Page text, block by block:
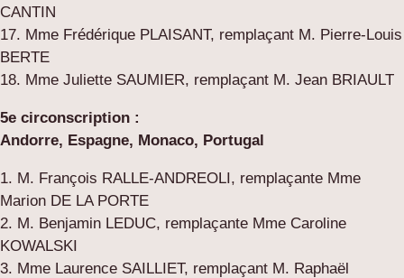
CANTIN
17. Mme Frédérique PLAISANT, remplaçant M. Pierre-Louis
BERTE
18. Mme Juliette SAUMIER, remplaçant M. Jean BRIAULT
5e circonscription :
Andorre, Espagne, Monaco, Portugal
1. M. François RALLE-ANDREOLI, remplaçante Mme
Marion DE LA PORTE
2. M. Benjamin LEDUC, remplaçante Mme Caroline
KOWALSKI
3. Mme Laurence SAILLIET, remplaçant M. Raphaël